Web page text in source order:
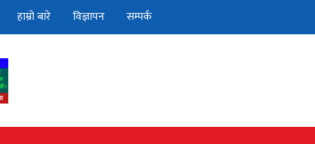
हाम्रो बारे विज्ञापन सम्पर्क